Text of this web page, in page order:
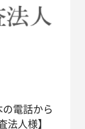
電話から
法人様】